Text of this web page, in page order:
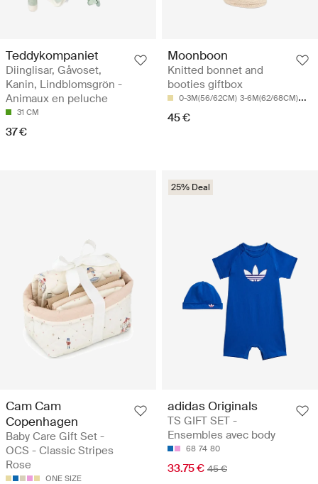
Teddykompaniet
Diinglisar, Gåvoset,
Kanin, Lindblomsgrön -
Animaux en peluche
31 CM
37 €
Moonboon
Knitted bonnet and
booties giftbox
0-3M(56/62CM) 3-6M(62/68CM) 6-
45 €
Cam Cam
Copenhagen
Baby Care Gift Set -
OCS - Classic Stripes
Rose
ONE SIZE
25% Deal
adidas Originals
TS GIFT SET -
Ensembles avec body
68 74 80
33.75 € 45 €